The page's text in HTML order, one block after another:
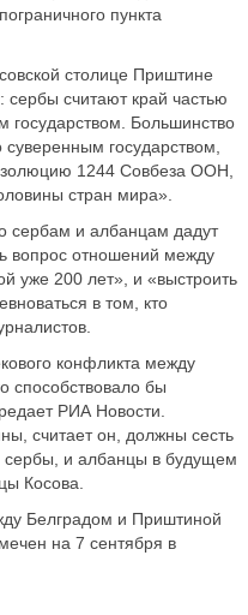
пункта
столице Приштине
считают край частью
Большинство
государством,
1244 Совбеза ООН,
стран мира».
сербам и албанцам дадут
вопрос отношений между
уже 200 лет», и «выстроить
в том, кто
конфликта между
способствовало бы
РИА Новости.
считает он, должны сесть
сербы, и албанцы в будущем
Косова.
Белградом и Приштиной
на 7 сентября в